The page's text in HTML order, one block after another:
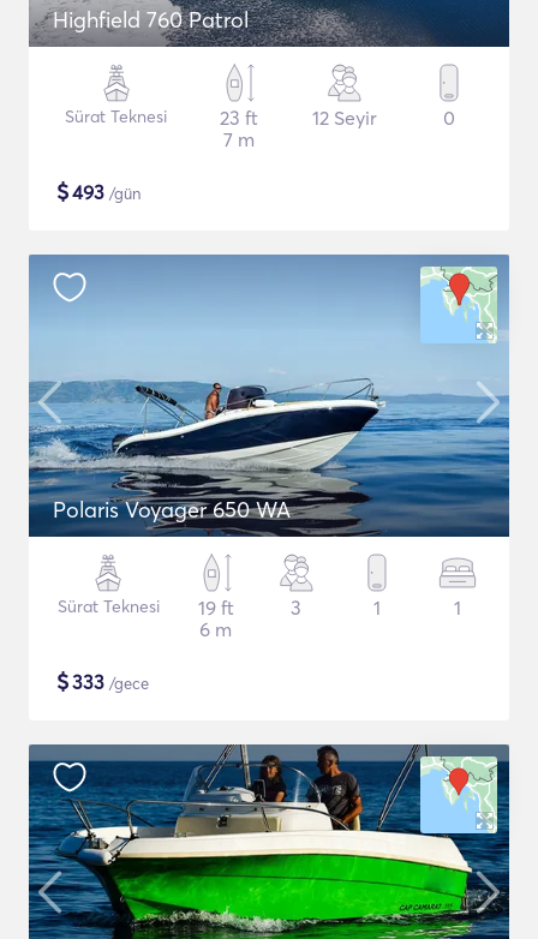
Highfield 760 Patrol
Sürat Teknesi
23 ft
7 m
12 Seyir 0
$493 /gün
Polaris Voyager 650 WA
Sürat Teknesi
19 ft
6 m
3 1 1
$333 /gece